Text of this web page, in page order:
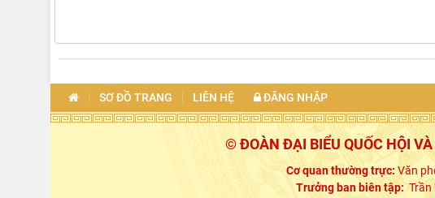
SƠ ĐỒ TRANG LIÊN HỆ ĐĂNG NHẬP
© ĐOÀN ĐẠI BIỂU QUỐC HỘI
Cơ quan thường trực: Văn
Trưởng ban biên tập:Trần